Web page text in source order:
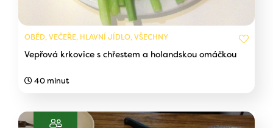
OBĚD, VEČEŘE, HLAVNÍ JÍDLO, VŠECHNY
Vepřová krkovice s chřestem a holandskou omáčkou
40 minut